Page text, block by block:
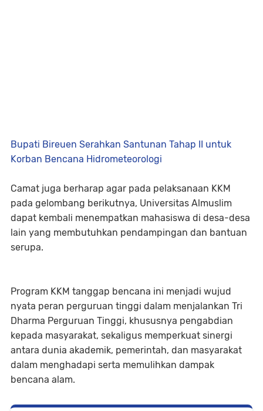
Bupati Bireuen Serahkan Santunan Tahap II untuk
Korban Bencana Hidrometeorologi
Camat juga berharap agar pada pelaksanaan KKM
pada gelombang berikutnya, Universitas Almuslim
dapat kembali menempatkan mahasiswa di desa-desa
lain yang membutuhkan pendampingan dan bantuan
serupa.
Program KKM tanggap bencana ini menjadi wujud
nyata peran perguruan tinggi dalam menjalankan Tri
Dharma Perguruan Tinggi, khususnya pengabdian
kepada masyarakat, sekaligus memperkuat sinergi
antara dunia akademik, pemerintah, dan masyarakat
dalam menghadapi serta memulihkan dampak
bencana alam.